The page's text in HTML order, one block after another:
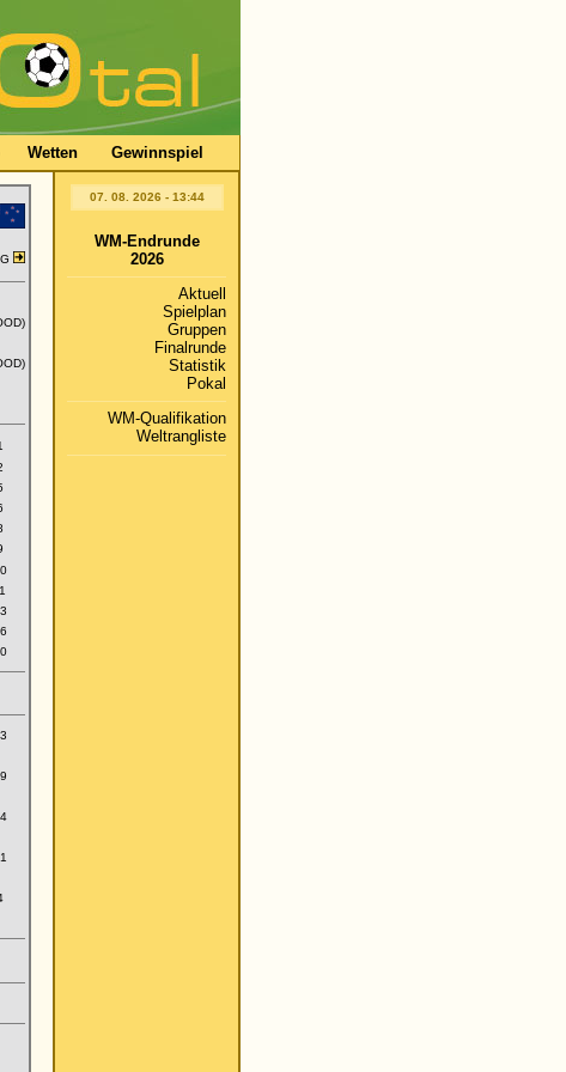
Wetten Gewinnspiel
07. 08. 2026 - 13:44
WM-Endrunde
2026
Aktuell
Spielplan
Gruppen
Finalrunde
Statistik
Pokal
WM-Qualifikation
Weltrangliste